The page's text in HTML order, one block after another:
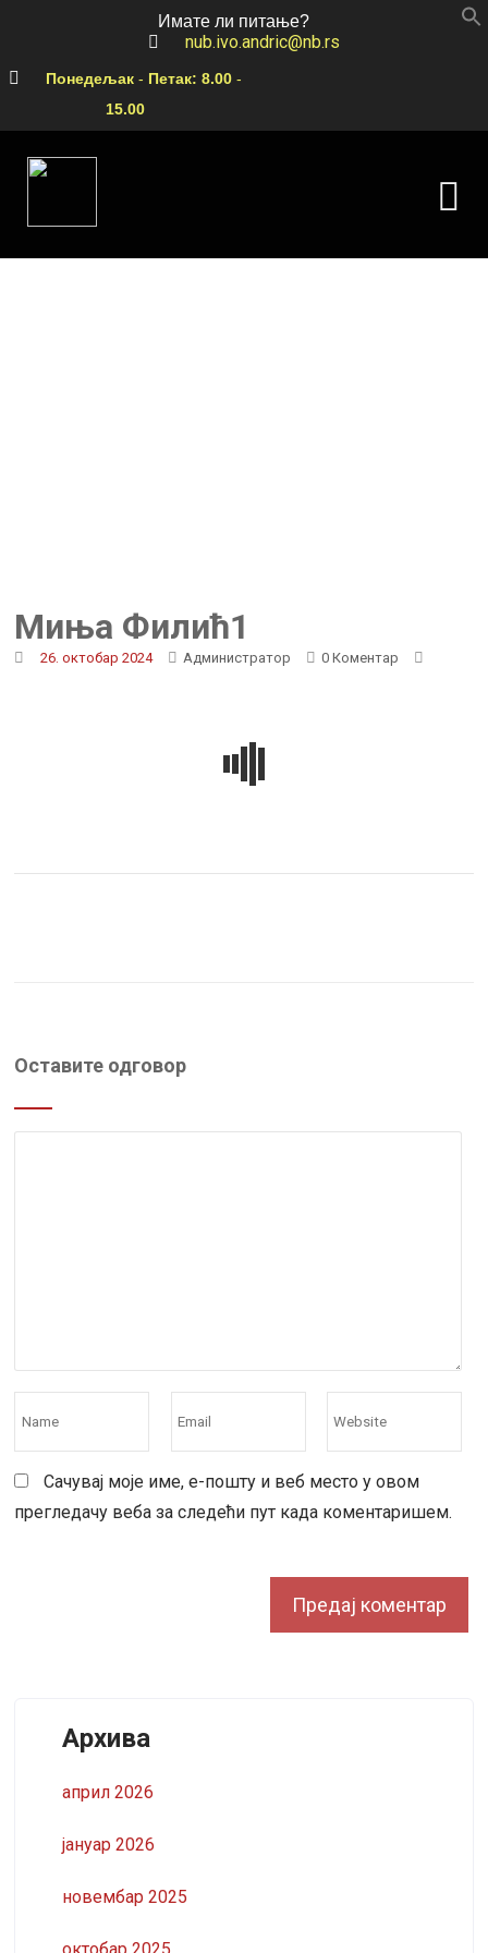
Имате ли питање?
nub.ivo.andric@nb.rs
Понедељак - Петак: 8.00 -
15.00
Миња Филић1
26. октобар 2024 Администратор 0 Коментар
Оставите одговор
Сачувај моје име, е-пошту и веб место у овом
прегледачу веба за следећи пут када коментаришем.
Архива
април 2026
јануар 2026
новембар 2025